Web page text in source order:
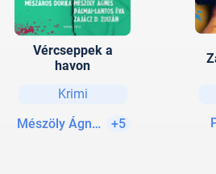
Vércseppek a
havon
Krimi
Mészöly Ágnes
+5